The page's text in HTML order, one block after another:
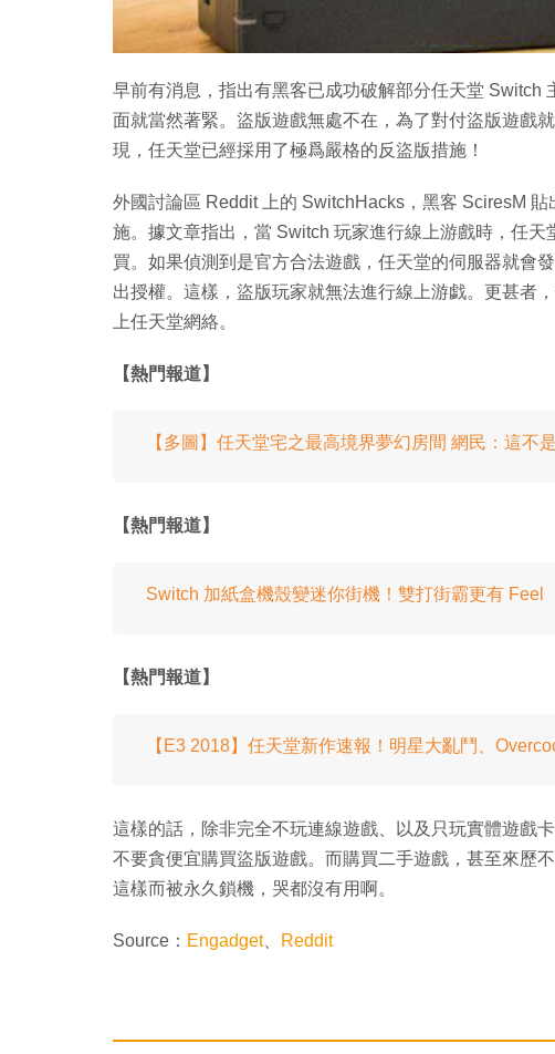
早前有消息，指出有黑客已成功破解部分任天堂 Switch
面就當然著緊。盜版遊戲無處不在，為了對付盜版遊戲
現，任天堂已經採用了極爲嚴格的反盜版措施！
外國討論區 Reddit 上的 SwitchHacks，黑客 SciresM
施。據文章指出，當 Switch 玩家進行線上游戲時，任
買。如果偵測到是官方合法遊戲，任天堂的伺服器就會
出授權。這樣，盜版玩家就無法進行線上游戯。更甚者
上任天堂網絡。
【熱門報道】
【多圖】任天堂宅之最高境界夢幻房間 網民：這不
【熱門報道】
Switch 加紙盒機殼變迷你街機！雙打街霸更有 Feel
【熱門報道】
【E3 2018】任天堂新作速報！明星大亂鬥、
這樣的話，除非完全不玩連線遊戲、以及只玩實體遊戲
不要貪便宜購買盜版遊戲。而購買二手遊戲，甚至來歷
這樣而被永久鎖機，哭都沒有用啊。
Source： Engadget、 Reddit